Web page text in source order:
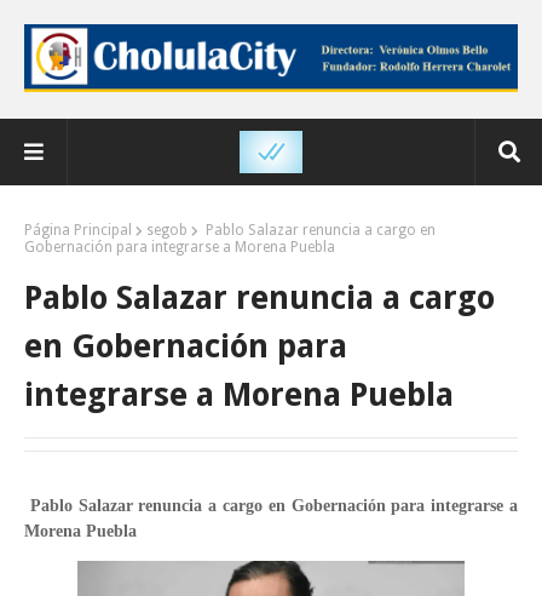
Página Principal segob
Pablo Salazar renuncia a cargo en
Gobernación para integrarse a Morena Puebla
Pablo Salazar renuncia a cargo
en Gobernación para
integrarse a Morena Puebla
Pablo Salazar renuncia a cargo en Gobernación para integrarse a
Morena Puebla